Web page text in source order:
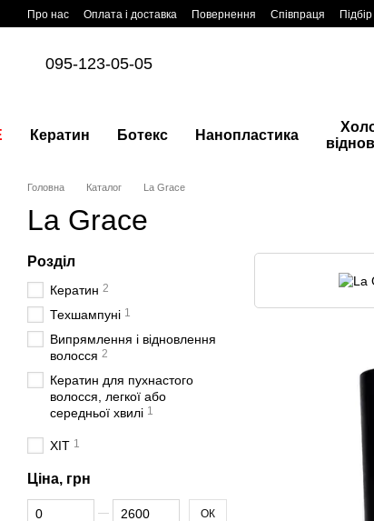
Перейти до основного контенту
Про нас Оплата і доставка Повернення Співпраця
095-123-05-05
Кератин Ботекс Нанопластика
Головна Каталог La Grace
La Grace
Розділ
Кератин 2
Техшампуні 1
Випрямлення і відновлення
волосся 2
Кератин для пухнастого
волосся, легкої або
середньої хвилі 1
ХІТ 1
Ціна, грн
Від Ціна, грн
До Ціна, грн ОК